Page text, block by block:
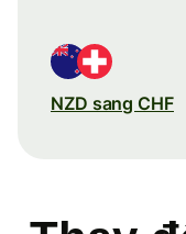
NZD sang CHF